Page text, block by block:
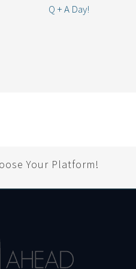
Q + A Day!
Your Platform!